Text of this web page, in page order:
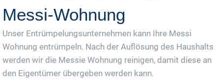
Messi-Wohnung
Unser Entrümpelungsunternehmen kann Ihre Messi
Wohnung entrümpeln. Nach der Auflösung des Haushalts
werden wir die Messie Wohnung reinigen, damit diese an
den Eigentümer übergeben werden kann.